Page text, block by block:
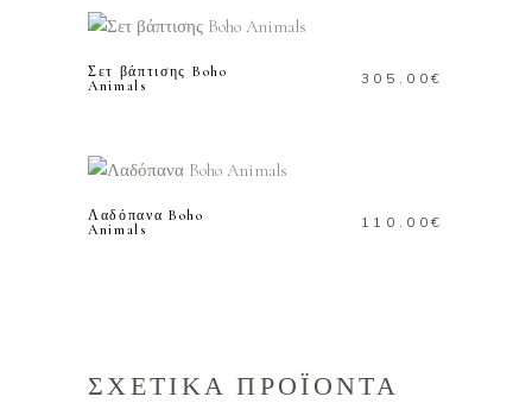
Σετ βάπτισης Boho
Animals
305.00€
Λαδόπανα Boho
Animals
110.00€
ΣΧΕΤΙΚΑ ΠΡΟΪΟΝΤΑ